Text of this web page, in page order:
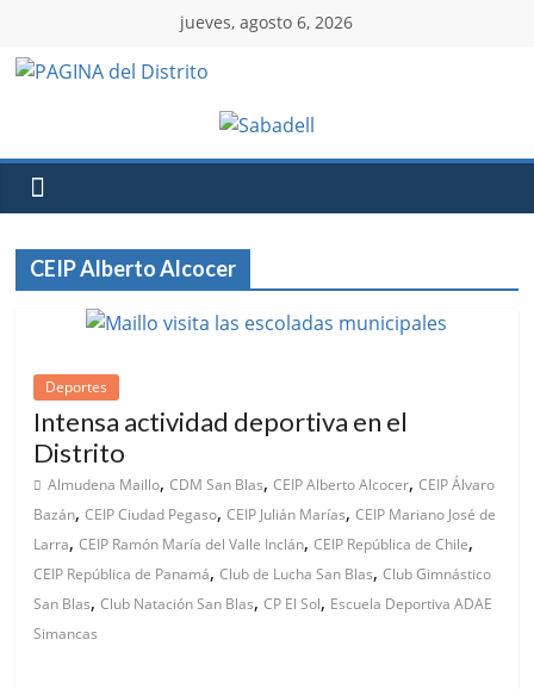
jueves, agosto 6, 2026
CEIP Alberto Alcocer
Deportes
Intensa actividad deportiva en el
Distrito
Almudena Maillo,CDM San Blas,CEIP Alberto Alcocer,CEIP Álvaro
Bazán,CEIP Ciudad Pegaso,CEIP Julián Marías,CEIP Mariano José de
Larra,CEIP Ramón María del Valle Inclán,CEIP República de Chile,
CEIP República de Panamá,Club de Lucha San Blas,Club Gimnástico
San Blas,Club Natación San Blas,CP El Sol, Escuela Deportiva ADAE
Simancas